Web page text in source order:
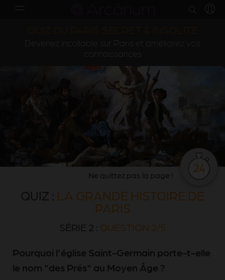
QUIZ DU PARIS SECRET & INSOLITE
Devenez incollable sur Paris et améliorez vos
connaissances
Ne quittez pas la page !
24
QUIZ : LA GRANDE HISTOIRE DE
PARIS
SÉRIE 2 : QUESTION 2/5
Pourquoi l'église Saint-Germain porte-t-elle
le nom "des Prés" au Moyen Âge ?